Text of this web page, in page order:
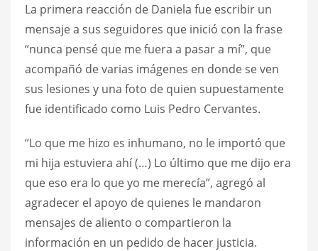
La primera reacción de Daniela fue escribir un
mensaje a sus seguidores que inició con la frase
“nunca pensé que me fuera a pasar a mí”, que
acompañó de varias imágenes en donde se ven
sus lesiones y una foto de quien supuestamente
fue identificado como Luis Pedro Cervantes.
“Lo que me hizo es inhumano, no le importó que
mi hija estuviera ahí (…) Lo último que me dijo era
que eso era lo que yo me merecía”, agregó al
agradecer el apoyo de quienes le mandaron
mensajes de aliento o compartieron la
información en un pedido de hacer justicia.